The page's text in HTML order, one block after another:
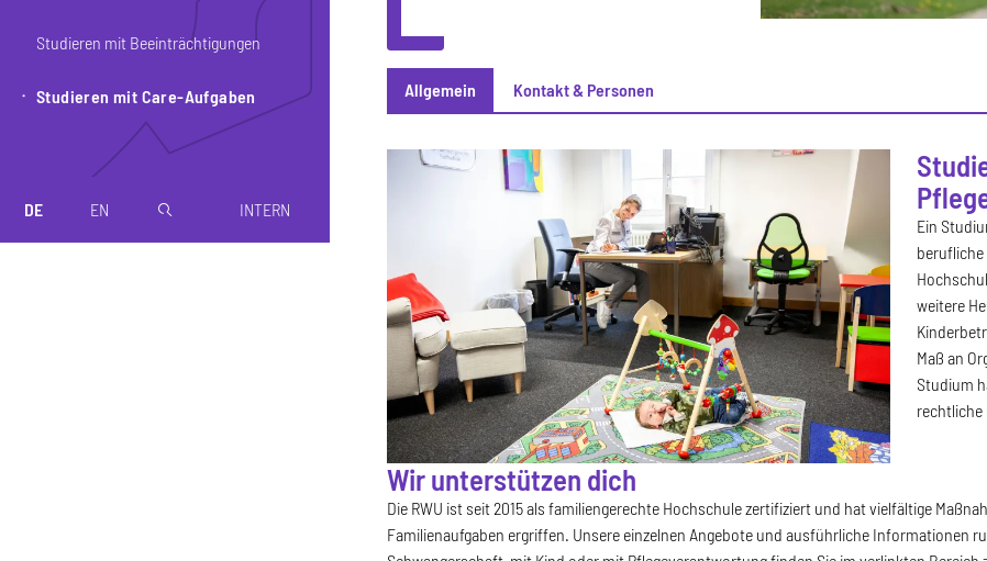
Studieren mit Beeinträchtigungen
Studieren mit Care-Aufgaben
DE EN magnifier INTERN
Allgemein
Kontakt & Personen
Ein
berufliche
weitere
Maß an
Studium
rechtliche
Wir unterstützen dich
Die RWU ist seit 2015 als familiengerechte Hochschule zertifiziert und hat vielfältige
Familienaufgaben ergriffen. Unsere einzelnen Angebote und ausführliche Informationen